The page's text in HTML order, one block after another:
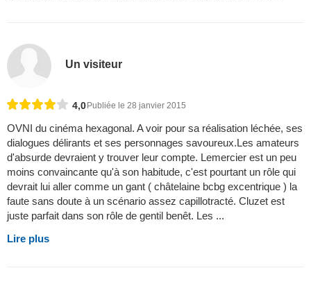
Un visiteur
4,0 Publiée le 28 janvier 2015
OVNI du cinéma hexagonal. A voir pour sa réalisation léchée, ses
dialogues délirants et ses personnages savoureux.Les amateurs
d'absurde devraient y trouver leur compte. Lemercier est un peu
moins convaincante qu'à son habitude, c'est pourtant un rôle qui
devrait lui aller comme un gant ( châtelaine bcbg excentrique ) la
faute sans doute à un scénario assez capillotracté. Cluzet est
juste parfait dans son rôle de gentil benêt. Les ...
Lire plus